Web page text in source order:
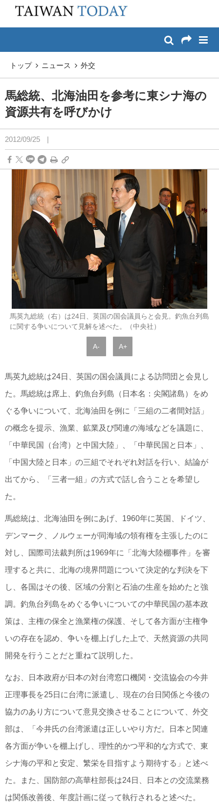
メイン コンテンツへスキップ
トップ ニュース 外交
馬総統、北海油田を参考に東シナ海の
資源共有を呼びかけ
2012/09/25 |
馬英九総統（右）は24日、英国の国会議員らと会見。釣魚台列島
に関する争いについて見解を述べた。（中央社）
A- A+
馬英九総統は24日、英国の国会議員による訪問団と会見し
た。馬総統は席上、釣魚台列島（日本名：尖閣諸島）をめ
ぐる争いについて、北海油田を例に「三組の二者間対話」
の概念を提示、漁業、鉱業及び関連の海域などを議題に、
「中華民国（台湾）と中国大陸」、「中華民国と日本」、
「中国大陸と日本」の三組でそれぞれ対話を行い、結論が
出てから、「三者一組」の方式で話し合うことを希望し
た。
馬総統は、北海油田を例にあげ、1960年に英国、ドイツ、
デンマーク、ノルウェーが同海域の領有権を主張したのに
対し、国際司法裁判所は1969年に「北海大陸棚事件」を審
理すると共に、北海の境界問題について決定的な判決を下
し、各国はその後、区域の分割と石油の生産を始めたと強
調。釣魚台列島をめぐる争いについての中華民国の基本政
策は、主権の保全と漁業権の保護、そして各方面が主権争
いの存在を認め、争いを棚上げした上で、天然資源の共同
開発を行うことだと重ねて説明した。
なお、日本政府が日本の対台湾窓口機関・交流協会の今井
正理事長を25日に台湾に派遣し、現在の台日関係と今後の
協力のあり方について意見交換させることについて、外交
部は、「今井氏の台湾派遣は正しいやり方だ。日本と関連
各方面が争いを棚上げし、理性的かつ平和的な方式で、東
シナ海の平和と安定、繁栄を目指すよう期待する」と述べ
た。また、国防部の高華柱部長は24日、日本との交流業務
は関係改善後、年度計画に従って執行されると述べた。